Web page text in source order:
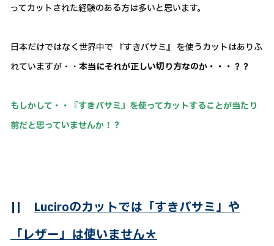
ってカットされた経験のある方は多いと思います。
日本だけではなく世界中で 『すきバサミ』 を使うカットはありふ
れていますが・・ 本当にそれが正しい切り方なのか・・・？？
もしかして・・『すきバサミ』を使ってカットすることが当たり
前だと思っていませんか！？
|| Luciroのカットでは「すきバサミ」や
「レザー」は使いません＊